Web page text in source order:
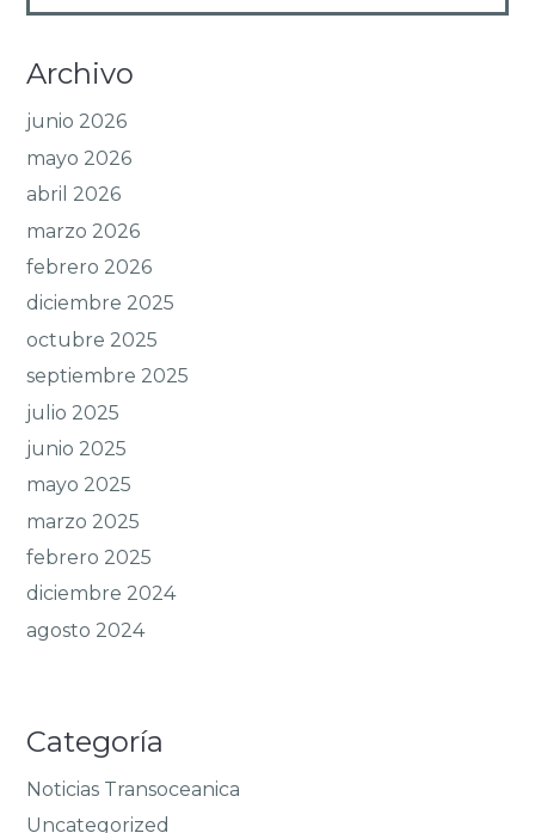
Archivo
junio 2026
mayo 2026
abril 2026
marzo 2026
febrero 2026
diciembre 2025
octubre 2025
septiembre 2025
julio 2025
junio 2025
mayo 2025
marzo 2025
febrero 2025
diciembre 2024
agosto 2024
Categoría
Noticias Transoceanica
Uncategorized